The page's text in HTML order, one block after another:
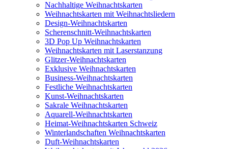
Nachhaltige Weihnachtskarten
Weihnachtskarten mit Weihnachtsliedern
Design-Weihnachtskarten
Scherenschnitt-Weihnachtskarten
3D Pop Up Weihnachtskarten
Weihnachtskarten mit Laserstanzung
Glitzer-Weihnachtskarten
Exklusive Weihnachtskarten
Business-Weihnachtskarten
Festliche Weihnachtskarten
Kunst-Weihnachtskarten
Sakrale Weihnachtskarten
Aquarell-Weihnachtskarten
Heimat-Weihnachtskarten Schweiz
Winterlandschaften Weihnachtskarten
Duft-Weihnachtskarten